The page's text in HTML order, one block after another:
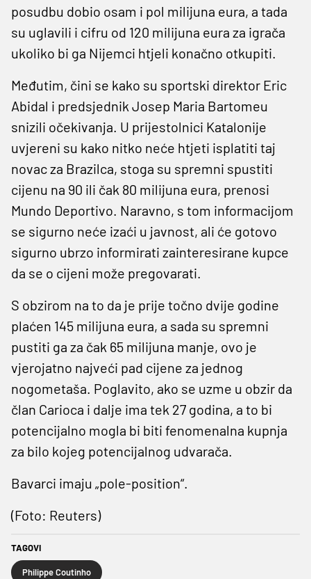
posudbu dobio osam i pol milijuna eura, a tada
su uglavili i cifru od 120 milijuna eura za igrača
ukoliko bi ga Nijemci htjeli konačno otkupiti.
Međutim, čini se kako su sportski direktor Eric
Abidal i predsjednik Josep Maria Bartomeu
snizili očekivanja. U prijestolnici Katalonije
uvjereni su kako nitko neće htjeti isplatiti taj
novac za Brazilca, stoga su spremni spustiti
cijenu na 90 ili čak 80 milijuna eura, prenosi
Mundo Deportivo. Naravno, s tom informacijom
se sigurno neće izaći u javnost, ali će gotovo
sigurno ubrzo informirati zainteresirane kupce
da se o cijeni može pregovarati.
S obzirom na to da je prije točno dvije godine
plaćen 145 milijuna eura, a sada su spremni
pustiti ga za čak 65 milijuna manje, ovo je
vjerojatno najveći pad cijene za jednog
nogometaša. Poglavito, ako se uzme u obzir da
član Carioca i dalje ima tek 27 godina, a to bi
potencijalno mogla bi biti fenomenalna kupnja
za bilo kojeg potencijalnog udvarača.
Bavarci imaju „pole-position“.
(Foto: Reuters)
TAGOVI
Philippe Coutinho